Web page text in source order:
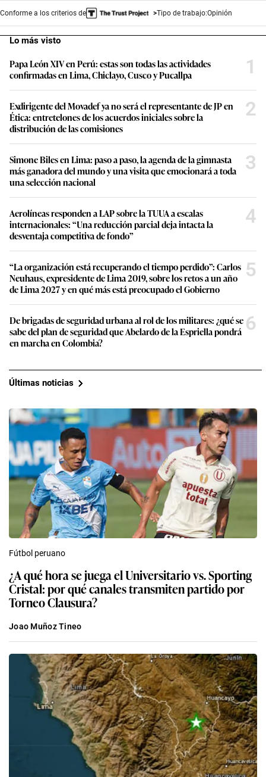
Conforme a los criterios de Tipo de trabajo:Opinión
Lo más visto
Papa León XIV en Perú: estas son todas las actividades
confirmadas en Lima, Chiclayo, Cusco y Pucallpa
1
Exdirigente del Movadef ya no será el representante de JP en
Ética: entretelones de los acuerdos iniciales sobre la
distribución de las comisiones
2
Simone Biles en Lima: paso a paso, la agenda de la gimnasta
más ganadora del mundo y una visita que emocionará a toda
una selección nacional
3
Aerolíneas responden a LAP sobre la TUUA a escalas
internacionales: “Una reducción parcial deja intacta la
desventaja competitiva de fondo”
4
“La organización está recuperando el tiempo perdido”: Carlos
Neuhaus, expresidente de Lima 2019, sobre los retos a un año
de Lima 2027 y en qué más está preocupado el Gobierno
5
De brigadas de seguridad urbana al rol de los militares: ¿qué se
sabe del plan de seguridad que Abelardo de la Espriella pondrá
en marcha en Colombia?
6
Últimas noticias
Fútbol peruano
¿A qué hora se juega el Universitario vs. Sporting
Cristal: por qué canales transmiten partido por
Torneo Clausura?
Joao Muñoz Tineo